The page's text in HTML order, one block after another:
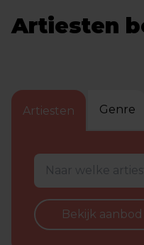
Artiesten
Artiesten Genre
Bekijk aanbod